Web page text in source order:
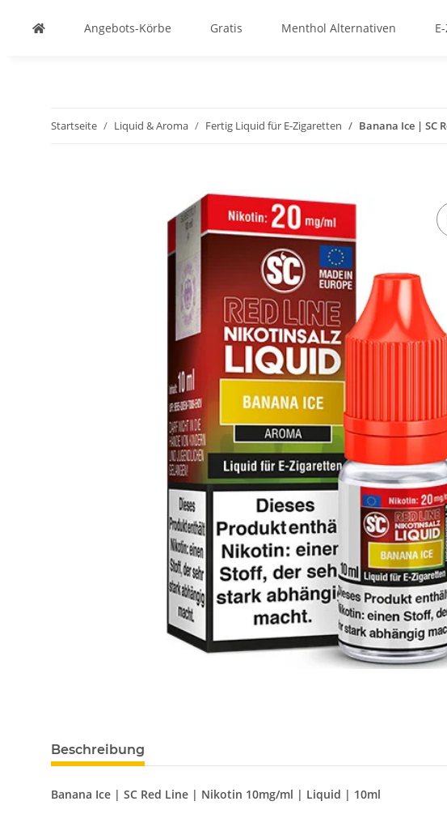
Angebots-Körbe Gratis Menthol Alternativen
Startseite Liquid & Aroma Fertig Liquid für E-Zigaretten Banana Ice | SC
Beschreibung
Banana Ice | SC Red Line | Nikotin 10mg/ml | Liquid | 10ml